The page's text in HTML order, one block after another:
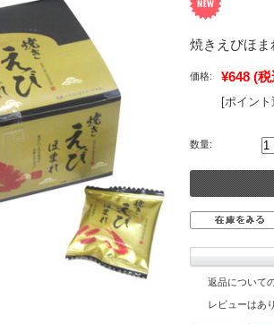
焼きえびほま
価格: ¥648 (税
[ポイン
数量:
返品について
レビューはあ